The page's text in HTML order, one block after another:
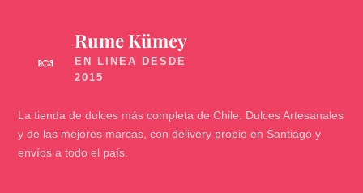
🍬
Rume Kümey
La tienda de dulces más completa de Chile. Dulces Artesanales
y de las mejores marcas, con delivery propio en Santiago y
envíos a todo el país.